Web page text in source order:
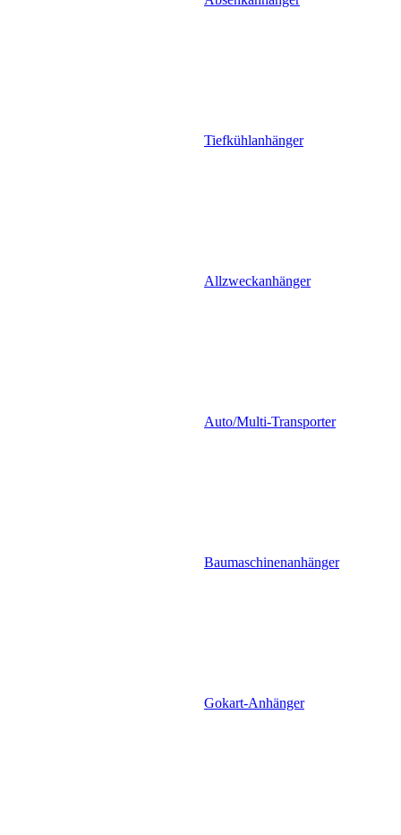
Tiefkühlanhänger
Allzweckanhänger
Auto/Multi-Transporter
Baumaschinenanhänger
Gokart-Anhänger